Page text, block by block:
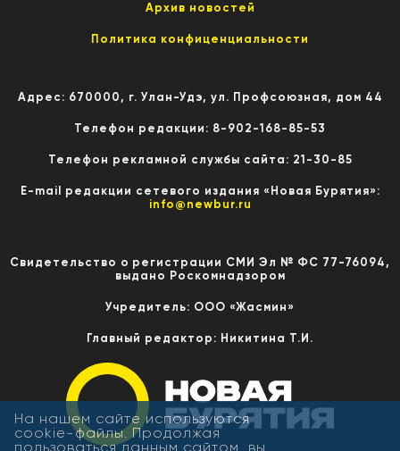
Архив новостей
Политика конфиценциальности
Адрес: 670000, г. Улан-Удэ, ул. Профсоюзная, дом 44
Телефон редакции: 8-902-168-85-53
Телефон рекламной службы сайта: 21-30-85
E-mail редакции сетевого издания «Новая Бурятия»:
info@newbur.ru
Свидетельство о регистрации СМИ Эл № ФС 77-76094,
выдано Роскомнадзором
Учредитель: ООО «Жасмин»
Главный редактор: Никитина Т.И.
На нашем сайте используются
cookie-файлы. Продолжая
пользоваться данным сайтом, вы